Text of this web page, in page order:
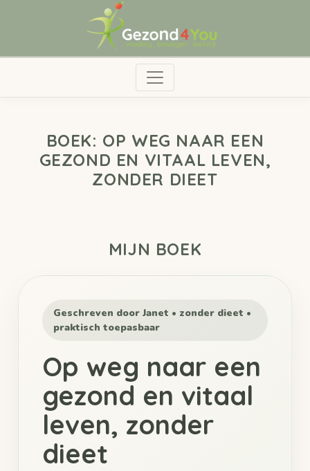
BOEK: OP WEG NAAR EEN
GEZOND EN VITAAL LEVEN,
ZONDER DIEET
MIJN BOEK
Geschreven door Janet • zonder dieet •
praktisch toepasbaar
Op weg naar een
gezond en vitaal
leven, zonder
dieet